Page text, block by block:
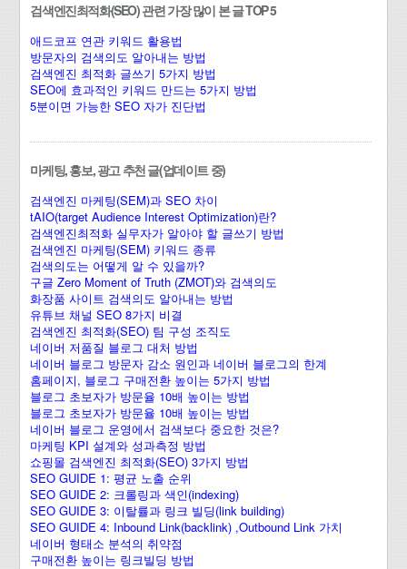
검색엔진최적화(SEO) 관련 가장 많이 본 글 TOP 5
애드코프 연관 키워드 활용법
방문자의 검색의도 알아내는 방법
검색엔진 최적화 글쓰기 5가지 방법
SEO에 효과적인 키워드 만드는 5가지 방법
5분이면 가능한 SEO 자가 진단법
마케팅, 홍보, 광고 추천 글(업데이트 중)
검색엔진 마케팅(SEM)과 SEO 차이
tAIO(target Audience Interest Optimization)란?
검색엔진최적화 실무자가 알아야 할 글쓰기 방법
검색엔진 마케팅(SEM) 키워드 종류
검색의도는 어떻게 알 수 있을까?
구글 Zero Moment of Truth (ZMOT)와 검색의도
화장품 사이트 검색의도 알아내는 방법
유튜브 채널 SEO 8가지 비결
검색엔진 최적화(SEO) 팀 구성 조직도
네이버 저품질 블로그 대처 방법
네이버 블로그 방문자 감소 원인과 네이버 블로그의 한계
홈페이지, 블로그 구매전환 높이는 5가지 방법
블로그 초보자가 방문율 10배 높이는 방법
블로그 초보자가 방문율 10배 높이는 방법
네이버 블로그 운영에서 검색보다 중요한 것은?
마케팅 KPI 설계와 성과측정 방법
쇼핑몰 검색엔진 최적화(SEO) 3가지 방법
SEO GUIDE 1: 평균 노출 순위
SEO GUIDE 2: 크롤링과 색인(indexing)
SEO GUIDE 3: 이탈률과 링크 빌딩(link building)
SEO GUIDE 4: Inbound Link(backlink) ,Outbound Link 가치
네이버 형태소 분석의 취약점
구매전환 높이는 링크빌딩 방법